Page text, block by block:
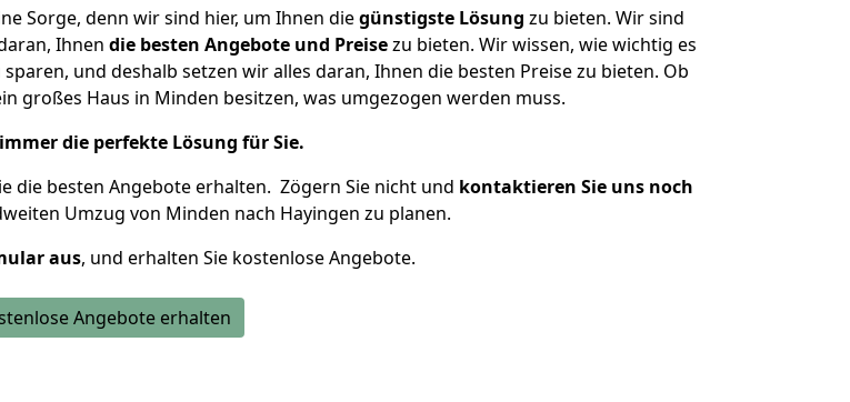
Sorge, denn wir sind hier, um Ihnen diegünstigste Lösung zu bieten. Wir sind
Ihnen die besten Angebote und Preisezu bieten. Wir wissen, wie wichtig es
und deshalb setzen wir alles daran, Ihnen die besten Preise zu bieten. Ob
großes Haus in Minden besitzen, was umgezogen werden muss.
die perfekte Lösung für Sie.
die besten Angebote erhalten. Zögern Sie nicht und kontaktieren Sie uns noch
Umzug von Minden nach Hayingen zu planen.
aus, und erhalten Sie kostenlose Angebote.
Angebote erhalten